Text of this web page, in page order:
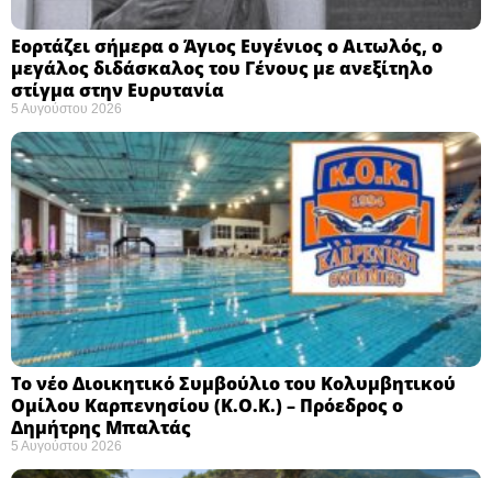
Εορτάζει σήμερα ο Άγιος Ευγένιος ο Αιτωλός, ο
μεγάλος διδάσκαλος του Γένους με ανεξίτηλο
στίγμα στην Ευρυτανία
5 Αυγούστου 2026
Το νέο Διοικητικό Συμβούλιο του Κολυμβητικού
Ομίλου Καρπενησίου (Κ.Ο.Κ.) – Πρόεδρος ο
Δημήτρης Μπαλτάς
5 Αυγούστου 2026